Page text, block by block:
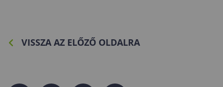
VISSZA AZ ELŐZŐ OLDALRA